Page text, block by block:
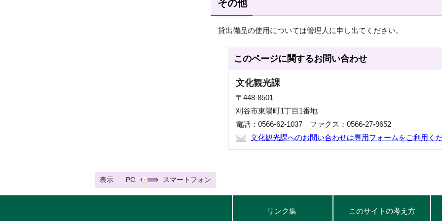
その他
貸出備品の使用については管理人に申し出てください。
このページに関するお問い合わせ
文化観光課
〒448-8501
刈谷市東陽町1丁目1番地
電話：0566-62-1037 ファクス：0566-27-9652
文化観光課へのお問い合わせは専用フォームをご利用く
表示 PC スマートフォン
リンク集 このサイトの考え方